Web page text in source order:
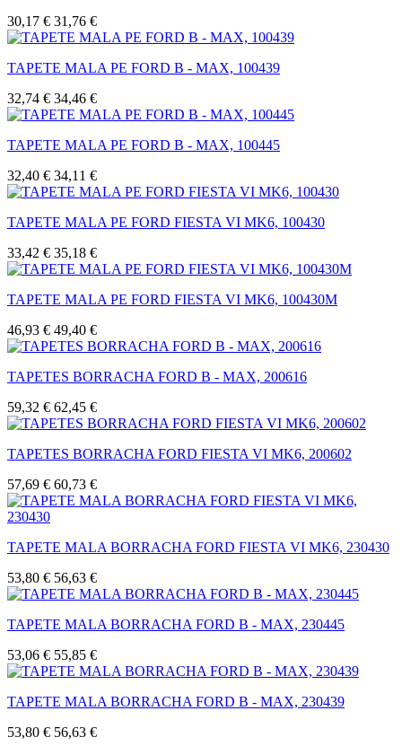
30,17 € 31,76 €
TAPETE MALA PE FORD B - MAX, 100439
32,74 € 34,46 €
TAPETE MALA PE FORD B - MAX, 100445
32,40 € 34,11 €
TAPETE MALA PE FORD FIESTA VI MK6, 100430
33,42 € 35,18 €
TAPETE MALA PE FORD FIESTA VI MK6, 100430M
46,93 € 49,40 €
TAPETES BORRACHA FORD B - MAX, 200616
59,32 € 62,45 €
TAPETES BORRACHA FORD FIESTA VI MK6, 200602
57,69 € 60,73 €
TAPETE MALA BORRACHA FORD FIESTA VI MK6, 230430
53,80 € 56,63 €
TAPETE MALA BORRACHA FORD B - MAX, 230445
53,06 € 55,85 €
TAPETE MALA BORRACHA FORD B - MAX, 230439
53,80 € 56,63 €